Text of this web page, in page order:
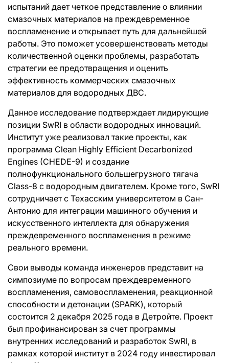
испытаний дает четкое представление о влиянии
смазочных материалов на преждевременное
воспламенение и открывает путь для дальнейшей
работы. Это поможет усовершенствовать методы
количественной оценки проблемы, разработать
стратегии ее предотвращения и оценить
эффективность коммерческих смазочных
материалов для водородных ДВС.
Данное исследование подтверждает лидирующие
позиции SwRI в области водородных инноваций.
Институт уже реализовал такие проекты, как
программа Clean Highly Efficient Decarbonized
Engines (CHEDE-9) и создание
полнофункционального большегрузного тягача
Class-8 с водородным двигателем. Кроме того, SwRI
сотрудничает с Техасским университетом в Сан-
Антонио для интеграции машинного обучения и
искусственного интеллекта для обнаружения
преждевременного воспламенения в режиме
реального времени.
Свои выводы команда инженеров представит на
симпозиуме по вопросам преждевременного
воспламенения, самовоспламенения, реакционной
способности и детонации (SPARK), который
состоится 2 декабря 2025 года в Детройте. Проект
был профинансирован за счет программы
внутренних исследований и разработок SwRI, в
рамках которой институт в 2024 году инвестировал